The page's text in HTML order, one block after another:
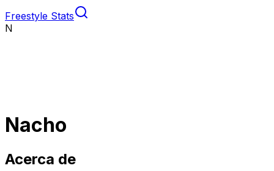
Freestyle Stats
N
Nacho
Acerca de